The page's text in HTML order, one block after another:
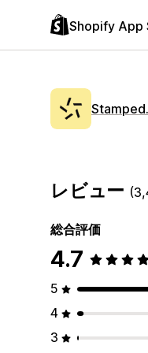
Shopify App
レビュー
総合評価
4.7
5
4
3